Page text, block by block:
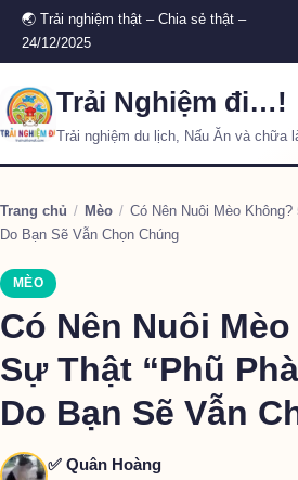
🌏 Trải nghiệm thật – Chia sẻ thật –
24/12/2025
Trải Nghiệm đi…!
Trải nghiệm du lịch, Nấu Ăn và chữa
Trang chủ / Mèo / Có Nên Nuôi Mèo
Do Bạn Sẽ Vẫn Chọn Chúng
MÈO
Có Nên Nuôi
Sự Thật “Phũ
Do Bạn Sẽ Vẫn
✅ Quân Hoàng